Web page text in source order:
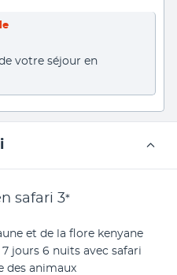
votre séjour en
safari 3*
et de la flore kenyane
jours 6 nuits avec safari
des animaux